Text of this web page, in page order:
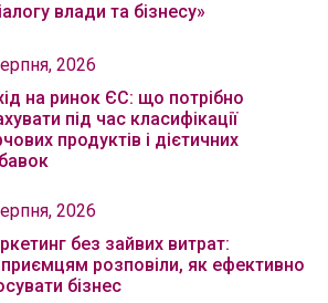
влади та бізнесу»
2026
на ринок ЄС: що потрібно
під час класифікації
продуктів і дієтичних
2026
без зайвих витрат:
розповіли, як ефективно
бізнес